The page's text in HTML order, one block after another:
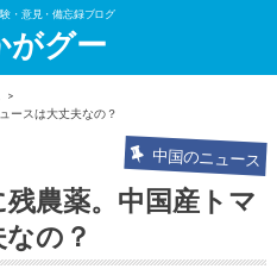
・意見・備忘録ブログ
がグー
ースは大丈夫なの？
中国のニュース
農薬。中国産トマ
の？